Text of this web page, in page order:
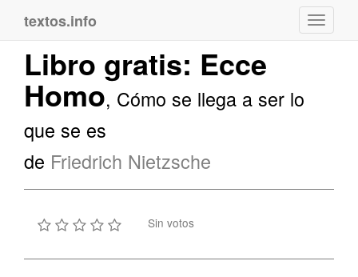
textos.info
Libro gratis: Ecce
Homo, Cómo se llega a ser lo
que se es
de Friedrich Nietzsche
Sin votos